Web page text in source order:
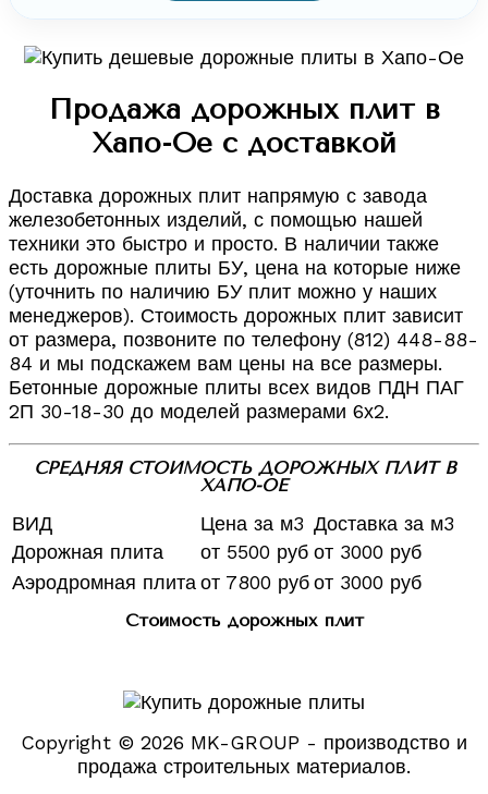
Продажа дорожных плит в
Хапо-Ое с доставкой
Доставка дорожных плит напрямую с завода
железобетонных изделий, с помощью нашей
техники это быстро и просто. В наличии также
есть дорожные плиты БУ, цена на которые ниже
(уточнить по наличию БУ плит можно у наших
менеджеров). Стоимость дорожных плит зависит
от размера, позвоните по телефону (812) 448-88-
84 и мы подскажем вам цены на все размеры.
Бетонные дорожные плиты всех видов ПДН ПАГ
2П 30-18-30 до моделей размерами 6х2.
СРЕДНЯЯ СТОИМОСТЬ ДОРОЖНЫХ ПЛИТ В
ХАПО-ОЕ
ВИД Цена за м3 Доставка за м3
Дорожная плита
от 5500 руб от 3000 руб
Аэродромная плитаот 7800 рубот 3000 руб
Стоимость дорожных плит
Copyright © 2026 MK-GROUP - производство и
продажа строительных материалов.